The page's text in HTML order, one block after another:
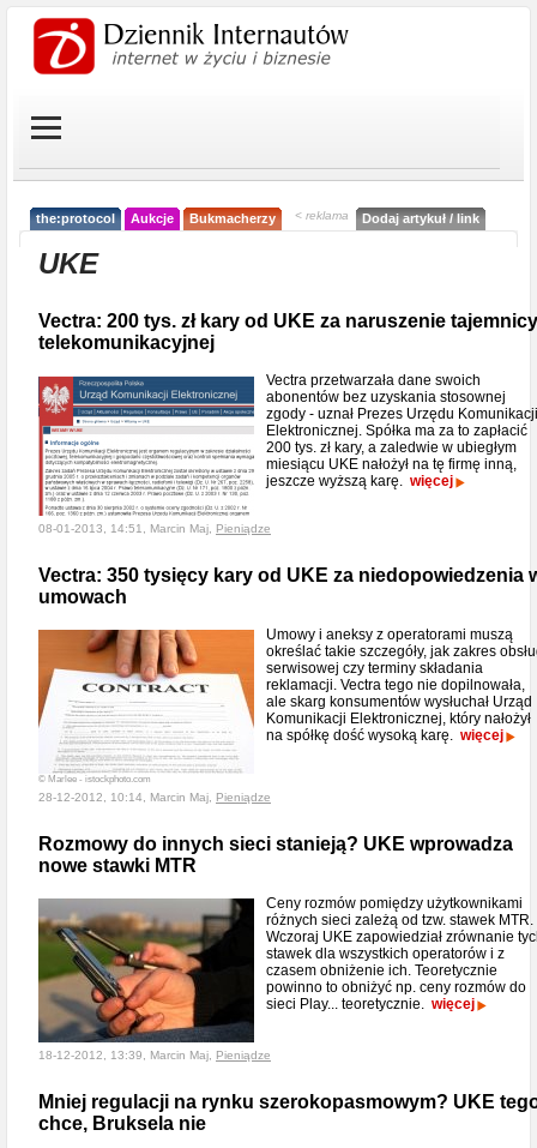
the:protocol Aukcje Bukmacherzy < reklama Dodaj artykuł / link
UKE
Vectra: 200 tys. zł kary od UKE za naruszenie tajemnicy
telekomunikacyjnej
Vectra przetwarzała dane swoich
abonentów bez uzyskania stosownej
zgody - uznał Prezes Urzędu Komunikacji
Elektronicznej. Spółka ma za to zapłacić
200 tys. zł kary, a zaledwie w ubiegłym
miesiącu UKE nałożył na tę firmę inną,
jeszcze wyższą karę. więcej
08-01-2013, 14:51, Marcin Maj, Pieniądze
Vectra: 350 tysięcy kary od UKE za niedopowiedzenia
umowach
© Marlee - istockphoto.com
Umowy i aneksy z operatorami muszą
określać takie szczegóły, jak zakres
serwisowej czy terminy składania
reklamacji. Vectra tego nie dopilnowała,
ale skarg konsumentów wysłuchał Urząd
Komunikacji Elektronicznej, który nałożył
na spółkę dość wysoką karę. więcej
28-12-2012, 10:14, Marcin Maj, Pieniądze
Rozmowy do innych sieci stanieją? UKE wprowadza
nowe stawki MTR
Ceny rozmów pomiędzy użytkownikami
różnych sieci zależą od tzw. stawek MTR.
Wczoraj UKE zapowiedział zrównanie
stawek dla wszystkich operatorów i z
czasem obniżenie ich. Teoretycznie
powinno to obniżyć np. ceny rozmów do
sieci Play... teoretycznie. więcej
18-12-2012, 13:39, Marcin Maj, Pieniądze
Mniej regulacji na rynku szerokopasmowym? UKE
chce, Bruksela nie